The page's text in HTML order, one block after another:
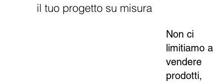
il tuo progetto su misura
Non ci
limitiamo a
vendere
prodotti,